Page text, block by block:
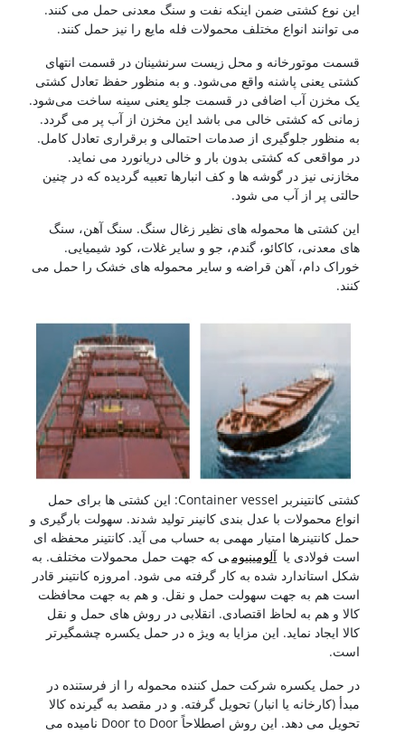
این نوع کشتی ضمن اینکه نفت و سنگ معدنی حمل می کنند.
می توانند انواع مختلف محمولات فله مایع را نیز حمل کنند.
قسمت موتورخانه و محل زیست سرنشینان در قسمت انتهای
کشتی یعنی پاشنه واقع می‌شود. و به منظور حفظ تعادل کشتی
یک مخزن آب اضافی در قسمت جلو یعنی سینه ساخت می‌شود.
زمانی که کشتی خالی می باشد این مخزن از آب پر می گردد.
به منظور جلوگیری از صدمات احتمالی و برقراری تعادل کامل.
در مواقعی که کشتی بدون بار و خالی دریانورد می نماید.
مخازنی نیز در گوشه ها و کف انبارها تعبیه گردیده که در چنین
حالتی پر از آب می شود.
این کشتی ها محموله های نظیر زغال سنگ. سنگ آهن، سنگ
های معدنی، کاکائو، گندم، جو و سایر غلات، کود شیمیایی.
خوراک دام، آهن قراضه و سایر محموله های خشک را حمل می
کنند.
کشتی کانتینربر Container vessel: این کشتی ها برای حمل
انواع محمولات با عدل بندی کانینر تولید شدند. سهولت بارگیری و
حمل کانتینرها امتیار مهمی به حساب می آید. کانتینر محفظه ای
است فولادی یا آلومینیومی که جهت حمل محمولات مختلف. به
شکل استاندارد شده به کار گرفته می شود. امروزه کانتینر قادر
است هم به جهت سهولت حمل و نقل. و هم به جهت محافظت
کالا و هم به لحاظ اقتصادی. انقلابی در روش های حمل و نقل
کالا ایجاد نماید. این مزایا به ویژ ه در حمل یکسره چشمگیرتر
است.
در حمل یکسره شرکت حمل کننده محموله را از فرستنده در
مبدأ (کارخانه یا انبار) تحویل گرفته. و در مقصد به گیرنده کالا
تحویل می دهد. این روش اصطلاحاً Door to Door نامیده می